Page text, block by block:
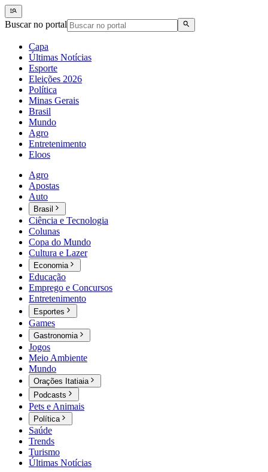
Buscar no portal
Capa
Últimas Notícias
Esporte
Eleições 2026
Política
Minas Gerais
Brasil
Mundo
Agro
Entretenimento
Eloos
Agro
Apostas
Auto
Brasil
Ciência e Tecnologia
Colunas
Copa do Mundo
Cultura e Lazer
Economia
Educação
Emprego e Concursos
Entretenimento
Esportes
Games
Gastronomia
Jogos
Meio Ambiente
Mundo
Orações Itatiaia
Podcasts
Pets e Animais
Política
Saúde
Trends
Turismo
Últimas Notícias